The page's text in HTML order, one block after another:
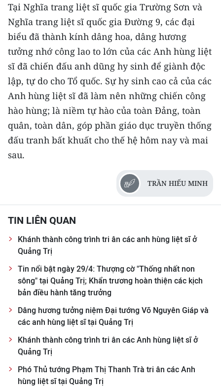
TIN MỚI
TIN ĐỊA PHƯƠNG
Trung du và miền núi phía Bắc
Đồng bằng sông Hồng
Bắc Trung Bộ
Duyên hải Nam Trung Bộ và Tây
Nguyên
Đông Nam Bộ
Chuyên trang Hà Nội
Chuyên trang TP. Hồ Chí Minh
CHUYÊN ĐỀ
CÁC CHUYÊN TRANG
VỀ BÁO NHÂN DÂN
NHÂN DÂN CUỐI TUẦN
NHÂN DÂN HẰNG THÁNG
Tại Nghĩa trang liệt sĩ quốc gia Trường Sơn và
Nghĩa trang liệt sĩ quốc gia Đường 9, các đại
biểu đã thành kính dâng hoa, dâng hương
tưởng nhớ công lao to lớn của các Anh hùng liệt
sĩ đã chiến đấu anh dũng hy sinh để giành độc
lập, tự do cho Tổ quốc. Sự hy sinh cao cả của các
Anh hùng liệt sĩ đã làm nên những chiến công
hào hùng; là niềm tự hào của toàn Đảng, toàn
quân, toàn dân, góp phần giáo dục truyền thống
đấu tranh bất khuất cho thế hệ hôm nay và mai
sau.
TRẦN HIẾU MINH
TIN LIÊN QUAN
Khánh thành công trình tri ân các anh hùng liệt sĩ ở
Quảng Trị
Tin nổi bật ngày 29/4: Thượng cờ "Thống nhất non
sông" tại Quảng Trị; Khẩn trương hoàn thiện các kịch
bản điều hành tăng trưởng
Dâng hương tưởng niệm Đại tướng Võ Nguyên Giáp và
các anh hùng liệt sĩ tại Quảng Trị
Khánh thành công trình tri ân các Anh hùng liệt sĩ ở
Quảng Trị
Phó Thủ tướng Phạm Thị Thanh Trà tri ân các Anh
hùng liệt sĩ tại Quảng Trị